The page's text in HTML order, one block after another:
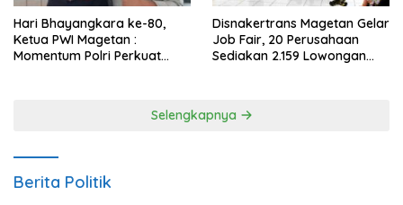
Hari Bhayangkara ke-80,
Ketua PWI Magetan :
Momentum Polri Perkuat
Disnakertrans Magetan Gelar
Job Fair, 20 Perusahaan
Sediakan 2.159 Lowongan
Selengkapnya
Berita Politik